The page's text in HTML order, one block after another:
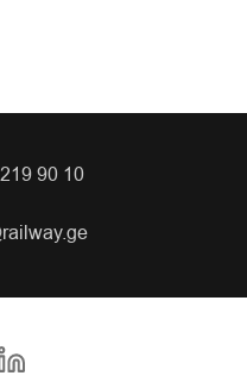
90 10